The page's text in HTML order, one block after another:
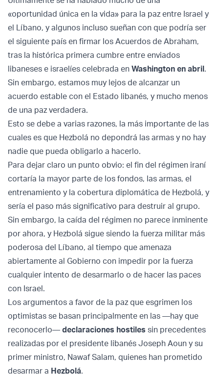
«oportunidad única en la vida» para la paz entre Israel y
el Líbano, y algunos incluso sueñan con que podría ser
el siguiente país en firmar los Acuerdos de Abraham,
tras la histórica primera cumbre entre enviados
libaneses e israelíes celebrada en Washington en abril.
Sin embargo, estamos muy lejos de alcanzar un
acuerdo estable con el Estado libanés, y mucho menos
de una paz verdadera.
Esto se debe a varias razones, la más importante de las
cuales es que Hezbolá no depondrá las armas y no hay
nadie que pueda obligarlo a hacerlo.
Para dejar claro un punto obvio: el fin del régimen iraní
cortaría la mayor parte de los fondos, las armas, el
entrenamiento y la cobertura diplomática de Hezbolá, y
sería el paso más significativo para destruir al grupo.
Sin embargo, la caída del régimen no parece inminente
por ahora, y Hezbolá sigue siendo la fuerza militar más
poderosa del Líbano, al tiempo que amenaza
abiertamente al Gobierno con impedir por la fuerza
cualquier intento de desarmarlo o de hacer las paces
con Israel.
Los argumentos a favor de la paz que esgrimen los
optimistas se basan principalmente en las —hay que
reconocerlo— declaraciones hostiles sin precedentes
realizadas por el presidente libanés Joseph Aoun y su
primer ministro, Nawaf Salam, quienes han prometido
desarmar a Hezbolá.